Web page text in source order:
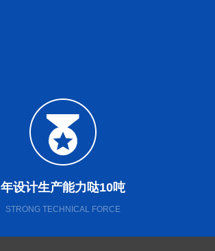
年设计生产能力哒10吨
STRONG TECHNICAL FORCE